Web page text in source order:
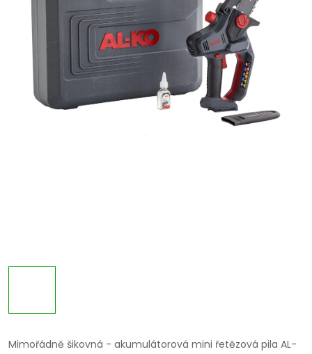
Mimořádně šikovná - akumulátorová mini řetězová pila AL-